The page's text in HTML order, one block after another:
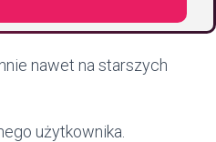
nawet na starszych
użytkownika.